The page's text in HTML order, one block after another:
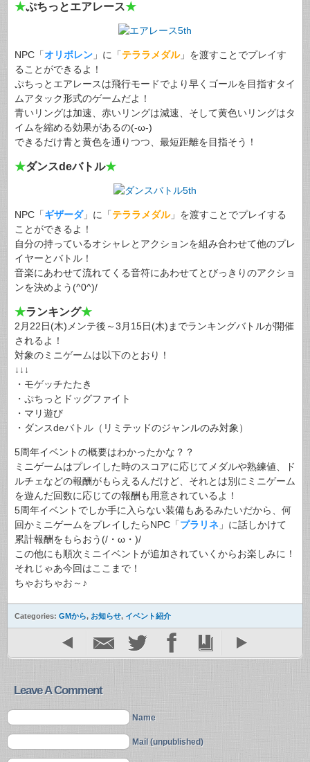
★ぷちっとエアレース★
NPC「オリボレン 」に「テララメダル」を渡すことでプレイす
ることができるよ！
ぷちっとエアレースは飛行モードでより早くゴールを目指すタイ
ムアタック形式のゲームだよ！
青いリングは加速、赤いリングは減速、そして黄色いリングはタ
イムを縮める効果があるの(-ω-)
できるだけ青と黄色を通りつつ、最短距離を目指そう！
★ダンスdeバトル★
NPC「ギザーダ」に「テララメダル」を渡すことでプレイする
ことができるよ！
自分の持っているオシャレとアクションを組み合わせて他のプレ
イヤーとバトル！
音楽にあわせて流れてくる音符にあわせてとびっきりのアクショ
ンを決めよう(^0^)/
★ランキング★
2月22日(木)メンテ後～3月15日(木)までランキングバトルが開催
されるよ！
対象のミニゲームは以下のとおり！
↓↓↓
・モゲッチたたき
・ぷちっとドッグファイト
・マリ遊び
・ダンスdeバトル（リミテッドのジャンルのみ対象）
5周年イベントの概要はわかったかな？？
ミニゲームはプレイした時のスコアに応じてメダルや熟練値、ド
ルチェなどの報酬がもらえるんだけど、それとは別にミニゲーム
を遊んだ回数に応じての報酬も用意されているよ！
5周年イベントでしか手に入らない装備もあるみたいだから、何
回かミニゲームをプレイしたらNPC「プラリネ 」に話しかけて
累計報酬をもらおう(/・ω・)/
この他にも順次ミニイベントが追加されていくからお楽しみに！
それじゃあ今回はここまで！
ちゃおちゃお～♪
Categories: GMから, お知らせ, イベント紹介
Leave A Comment
Name
Mail (unpublished)